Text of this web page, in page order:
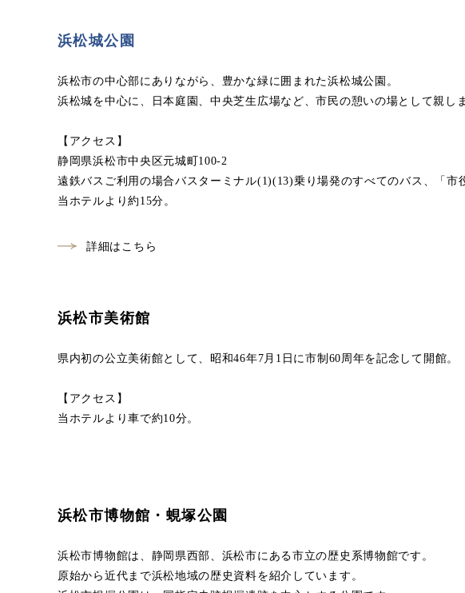
浜松城公園
浜松市の中心部にありながら、豊かな緑に囲まれた浜松城公園。
浜松城を中心に、日本庭園、中央芝生広場など、市民の憩いの場として親し
【アクセス】
静岡県浜松市中央区元城町100-2
遠鉄バスご利用の場合バスターミナル(1)(13)乗り場発のすべてのバス、「市
当ホテルより約15分。
詳細はこちら
浜松市美術館
県内初の公立美術館として、昭和46年7月1日に市制60周年を記念して開館。
【アクセス】
当ホテルより車で約10分。
浜松市博物館・蜆塚公園
浜松市博物館は、静岡県西部、浜松市にある市立の歴史系博物館です。
原始から近代まで浜松地域の歴史資料を紹介しています。